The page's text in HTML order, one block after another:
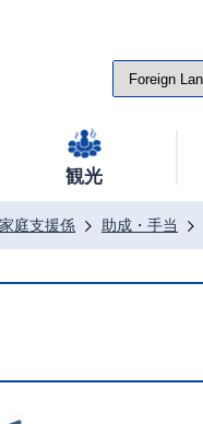
観光
庭支援係 助成・手当